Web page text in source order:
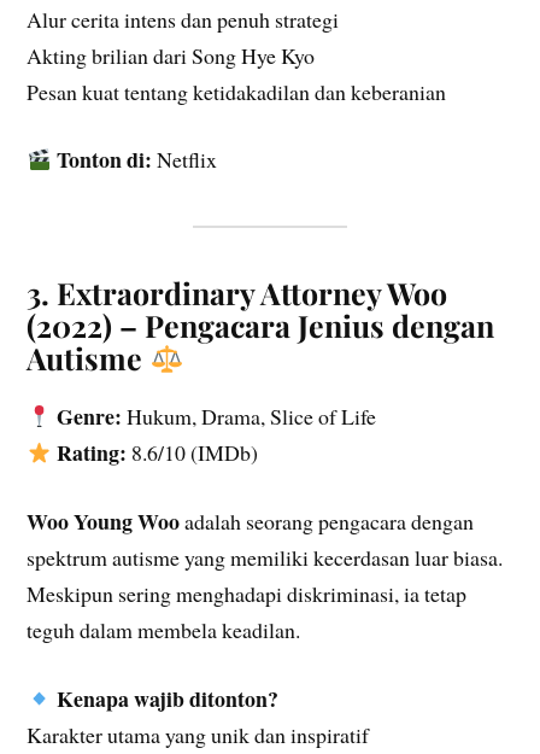
Alur cerita intens dan penuh strategi
Akting brilian dari Song Hye Kyo
Pesan kuat tentang ketidakadilan dan keberanian
Tonton di: Netflix
3. Extraordinary Attorney Woo
(2022) – Pengacara Jenius dengan
Autisme
Genre: Hukum, Drama, Slice of Life
Rating: 8.6/10 (IMDb)
Woo Young Wooadalah seorang pengacara dengan
spektrum autisme yang memiliki kecerdasan luar biasa.
Meskipun sering menghadapi diskriminasi, ia tetap
teguh dalam membela keadilan.
Kenapa wajib ditonton?
Karakter utama yang unik dan inspiratif